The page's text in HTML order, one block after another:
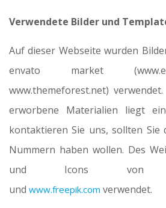
Verwendete Bilder und
Auf dieser Webseite wurden
envato market
www.themeforest.net)
erworbene Materialien liegt
kontaktieren Sie uns, sollten Sie
Nummern haben wollen. Des
und Icons von
und www.freepik.com verwendet.